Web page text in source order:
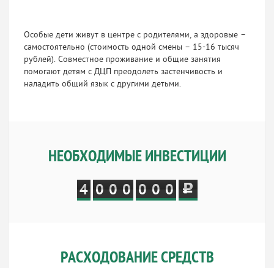
Особые дети живут в центре с родителями, а здоровые –
самостоятельно (стоимость одной смены – 15-16 тысяч
рублей). Совместное проживание и общие занятия
помогают детям с ДЦП преодолеть застенчивость и
наладить общий язык с другими детьми.
НЕОБХОДИМЫЕ ИНВЕСТИЦИИ
4 0 0 0 0 0 0
РАСХОДОВАНИЕ СРЕДСТВ